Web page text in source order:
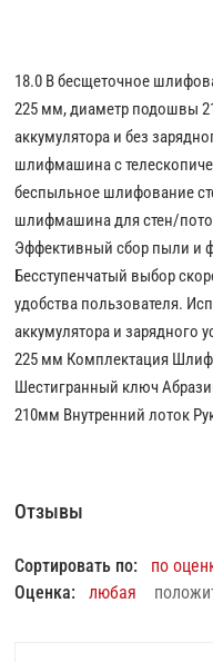
18.0 В бесщеточное
225 мм, диаметр подошвы
аккумулятора и без
шлифмашина с
беспыльное шлифование
шлифмашина для стен/
Эффективный сбор пыли и
Бесступенчатый выбор
удобства пользователя.
аккумулятора и зарядного
225 мм Комплектация
Шестигранный ключ
210мм Внутренний лоток
Отзывы
Сортировать по: по
Оценка:
любая